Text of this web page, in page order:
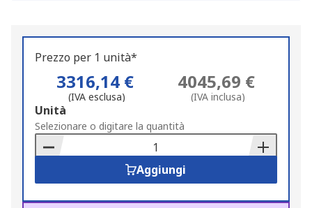
Prezzo per 1 unità*
3316,14 €
(IVA esclusa)
4045,69 €
(IVA inclusa)
Add
to
Basket
Unità
Selezionare o digitare la quantità
Aggiungi